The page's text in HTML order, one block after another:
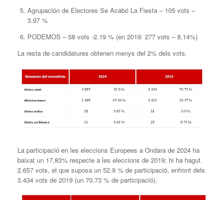
Agrupación de Electores Se Acabó La Fiesta – 105 vots –
3.97 %
PODEMOS – 58 vots -2.19 % (en 2019: 277 vots – 8,14%)
La resta de candidatures obtenen menys del 2% dels vots.
La participació en les eleccions Europees a Ondara de 2024 ha
baixat un 17,83% respecte a les eleccions de 2019; hi ha hagut
2.657 vots, el que suposa un 52.9 % de participació, enfront dels
3.434 vots de 2019 (un 70.73 % de participació).